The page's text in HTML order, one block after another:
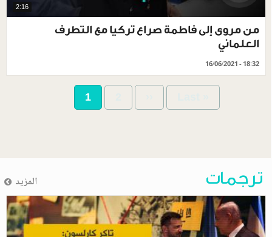
2:16
من مروى إلى فاطمة صراع تركيا مع التطرف
العلماني
16/06/2021 - 18:32
Current
page
1
page page
ترجمات المزيد